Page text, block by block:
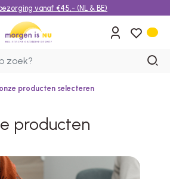
vanaf €45,- (NL & BE)
producten selecteren
producten